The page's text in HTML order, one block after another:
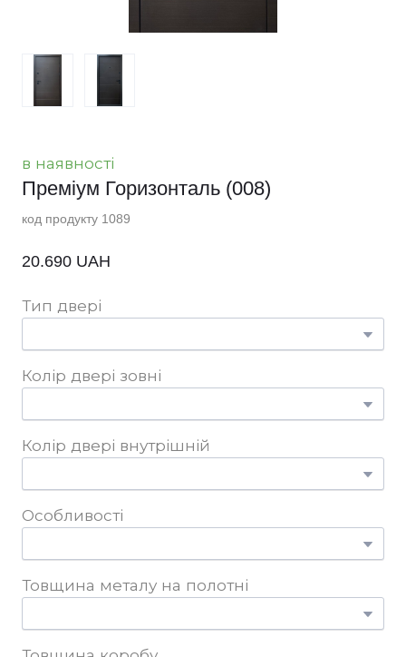
в наявності
Преміум Горизонталь (008)
код продукту 1089
20.690 UAH
Тип двері
Колір двері зовні
Колір двері внутрішній
Особливості
Товщина металу на полотні